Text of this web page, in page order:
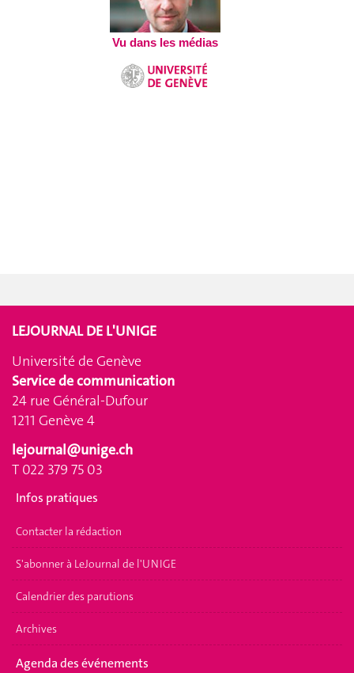
Vu dans les médias
LEJOURNAL DE L'UNIGE
Université de Genève
Service de communication
24 rue Général-Dufour
1211 Genève 4
lejournal@unige.ch
T 022 379 75 03
Infos pratiques
Contacter la rédaction
S'abonner à LeJournal de l'UNIGE
Calendrier des parutions
Archives
Agenda des événements